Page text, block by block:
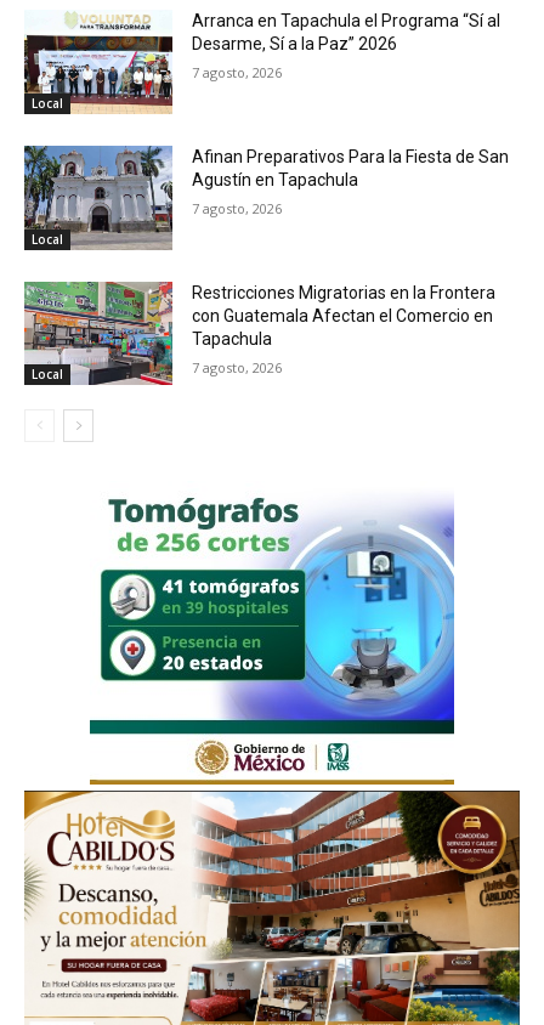
Local
Arranca en Tapachula el Programa “Sí al
Desarme, Sí a la Paz” 2026
7 agosto, 2026
Local
Afinan Preparativos Para la Fiesta de San
Agustín en Tapachula
7 agosto, 2026
Local
Restricciones Migratorias en la Frontera
con Guatemala Afectan el Comercio en
Tapachula
7 agosto, 2026